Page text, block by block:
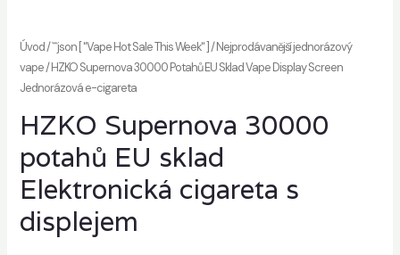
Úvod/```json [ "Vape Hot Sale This Week" ]/Nejprodávanější jednorázový
vape/ HZKO Supernova 30000 Potahů EU Sklad Vape Display Screen
Jednorázová e-cigareta
HZKO Supernova 30000
potahů EU sklad
Elektronická cigareta s
displejem